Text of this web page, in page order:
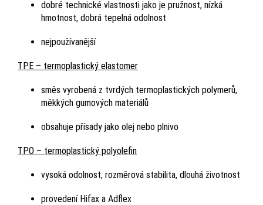
dobré technické vlastnosti jako je pružnost, nízká
hmotnost, dobrá tepelná odolnost
nejpoužívanější
TPE – termoplastický elastomer
směs vyrobená z tvrdých termoplastických polymerů,
měkkých gumových materiálů
obsahuje přísady jako olej nebo plnivo
TPO – termoplastický polyolefin
vysoká odolnost, rozměrová stabilita, dlouhá životnost
provedení Hifax a Adflex